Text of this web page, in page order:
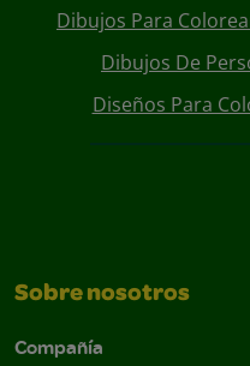
Dibujos Para
Dibujos De
Diseños Para
Sobre nosotros
Compañía